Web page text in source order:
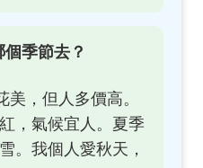
季節去？
，但人多價高。
，氣候宜人。夏季
。我個人愛秋天，